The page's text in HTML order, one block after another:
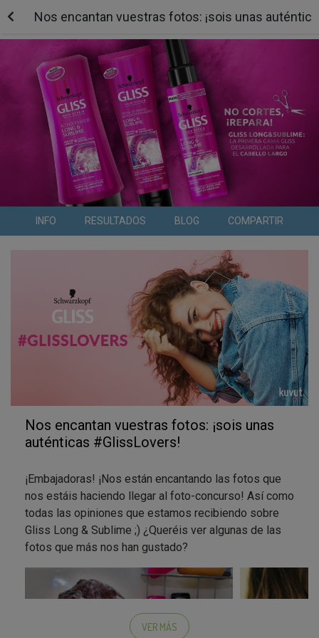
Nos encantan vuestras fotos: ¡sois unas
INFO RESULTADOS BLOG COMPARTIR
Nos encantan vuestras fotos: ¡sois unas
auténticas #GlissLovers!
¡Embajadoras! ¡Nos están encantando las fotos que
nos estáis haciendo llegar al foto-concurso! Así como
todas las opiniones que estamos recibiendo sobre
Gliss Long & Sublime ;) ¿Queréis ver algunas de las
fotos que más nos han gustado?
VER MÁS